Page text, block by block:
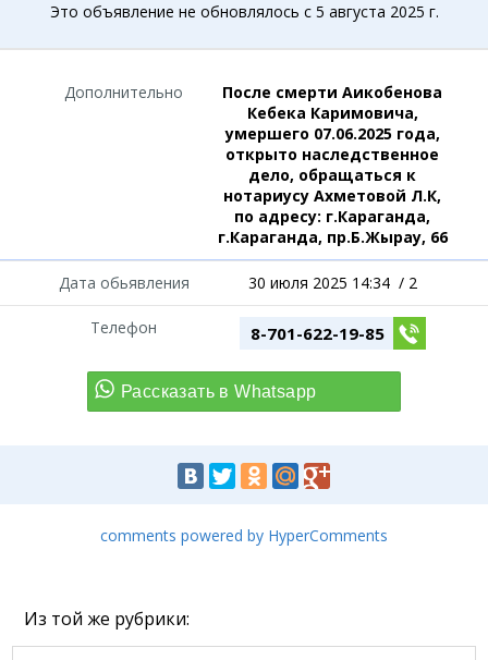
Это объявление не обновлялось с 5 августа 2025 г.
Дополнительно
После смерти Аикобенова
Кебека Каримовича,
умершего 07.06.2025 года,
открыто наследственное
дело, обращаться к
нотариусу Ахметовой Л.К,
по адресу: г.Караганда,
г.Караганда, пр.Б.Жырау, 66
Дата обьявления 30 июля 2025 14:34/ 2
Телефон 8-701-622-19-85
comments powered by HyperComments
Из той же рубрики: